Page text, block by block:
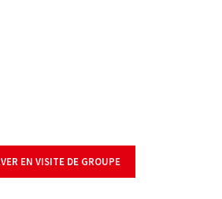
EN VISITE DE GROUPE